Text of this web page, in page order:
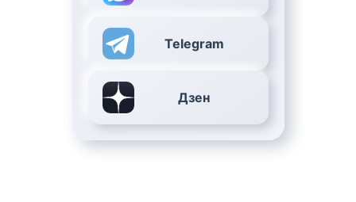
Telegram
Дзен